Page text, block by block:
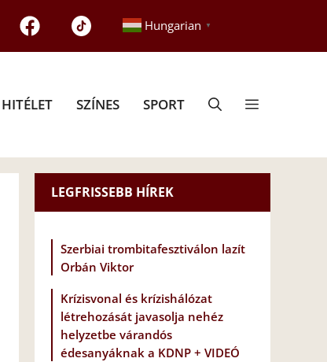
Hungarian ▼
HITÉLET SZÍNES SPORT
LEGFRISSEBB HÍREK
Szerbiai trombitafesztiválon lazít
Orbán Viktor
Krízisvonal és krízishálózat
létrehozását javasolja nehéz
helyzetbe várandós
édesanyáknak a KDNP + VIDEÓ